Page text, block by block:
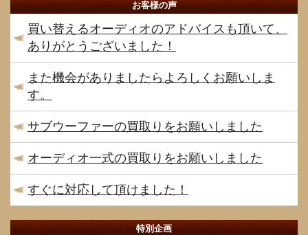
お客様の声
買い替えるオーディオのアドバイスも頂いて、
ありがとうございました！
また機会がありましたらよろしくお願いしま
す。
サブウーファーの買取りをお願いしました
オーディオ一式の買取りをお願いしました
すぐに対応して頂けました！
特別企画